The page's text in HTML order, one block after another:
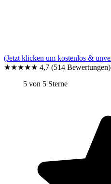
(Jetzt klicken um kostenlos &
★★★★★ 4,7 (514 Bewertungen)
5 von 5 Sterne